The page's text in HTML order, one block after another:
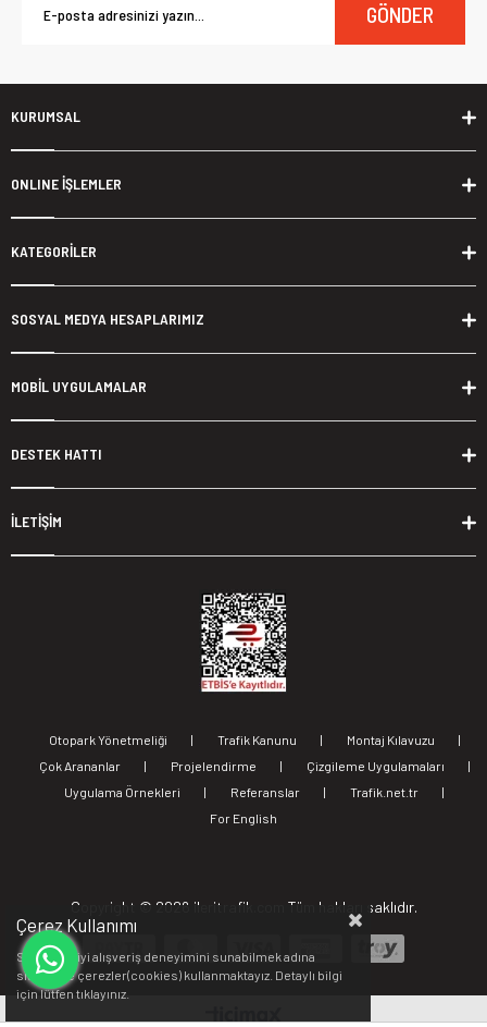
GÖNDER
KURUMSAL
ONLINE İŞLEMLER
KATEGORİLER
SOSYAL MEDYA HESAPLARIMIZ
MOBİL UYGULAMALAR
DESTEK HATTI
İLETİŞİM
Otopark Yönetmeliği | Trafik Kanunu | Montaj Kılavuzu
|
Çok Arananlar
| Projelendirme | Çizgileme Uygulamaları
|
Uygulama Örnekleri
| Referanslar | Trafik.net.tr
|
For English
Copyright © 2026 ileritrafik.com Tüm hakları saklıdır.
Çerez Kullanımı
Sizlere en iyi alışveriş deneyimini sunabilmek adına
sitemizde çerezler(cookies) kullanmaktayız. Detaylı bilgi
için lütfen tıklayınız.